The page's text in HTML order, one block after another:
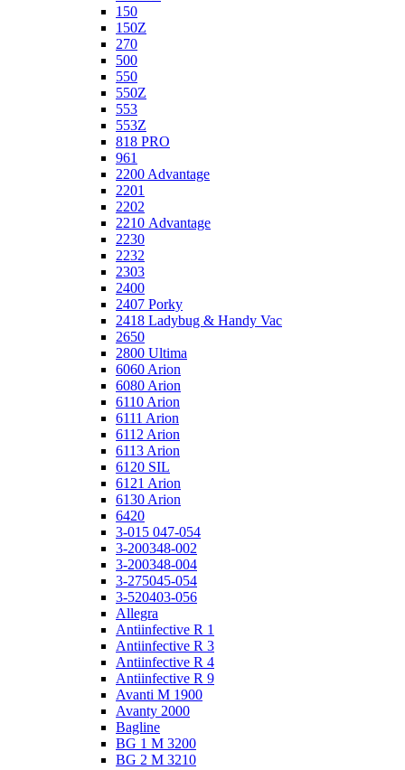
150
150Z
270
500
550
550Z
553
553Z
818 PRO
961
2200 Advantage
2201
2202
2210 Advantage
2230
2232
2303
2400
2407 Porky
2418 Ladybug & Handy Vac
2650
2800 Ultima
6060 Arion
6080 Arion
6110 Arion
6111 Arion
6112 Arion
6113 Arion
6120 SIL
6121 Arion
6130 Arion
6420
3-015 047-054
3-200348-002
3-200348-004
3-275045-054
3-520403-056
Allegra
Antiinfective R 1
Antiinfective R 3
Antiinfective R 4
Antiinfective R 9
Avanti M 1900
Avanty 2000
Bagline
BG 1 M 3200
BG 2 M 3210